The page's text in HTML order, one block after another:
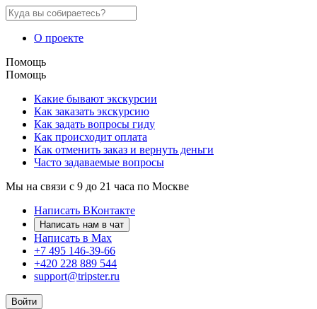
О проекте
Помощь
Помощь
Какие бывают экскурсии
Как заказать экскурсию
Как задать вопросы гиду
Как происходит оплата
Как отменить заказ и вернуть деньги
Часто задаваемые вопросы
Мы на связи с 9 до 21 часа по Москве
Написать ВКонтакте
Написать нам в чат
Написать в Max
+7 495 146-39-66
+420 228 889 544
support@tripster.ru
Войти